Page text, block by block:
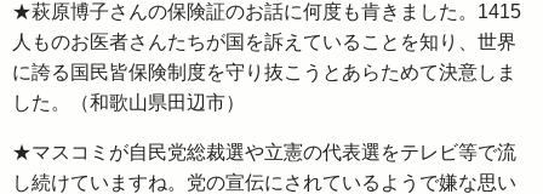
★萩原博子さんの保険証のお話に何度も肯きました。1415
人ものお医者さんたちが国を訴えていることを知り、世界
に誇る国民皆保険制度を守り抜こうとあらためて決意しま
した。（和歌山県田辺市）
★マスコミが自民党総裁選や立憲の代表選をテレビ等で流
し続けていますね。党の宣伝にされているようで嫌な思い